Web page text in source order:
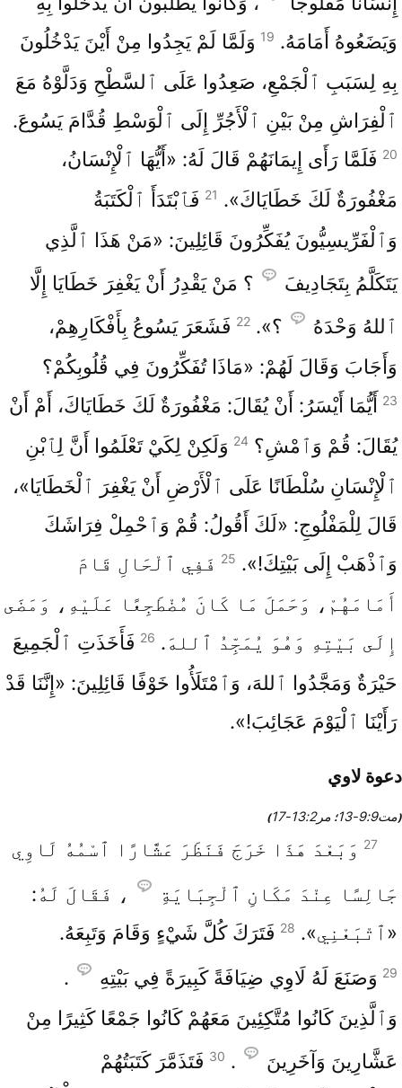
وَيَضَعُوهُ أَمَامَهُ. 19 وَلَمَّا لَمْ يَجِدُوا مِنْ أَيْنَ يَدْخُلُونَ
بِهِ لِسَبَبِ ٱلْجَمْعِ، صَعِدُوا عَلَى ٱلسَّطْحِ وَدَلَّوْهُ مَعَ
ٱلْفِرَاشِ مِنْ بَيْنِ ٱلْأَجُرِّ إِلَى ٱلْوَسْطِ قُدَّامَ يَسُوعَ.
20 فَلَمَّا رَأَى إِيمَانَهُمْ قَالَ لَهُ: «أَيُّهَا ٱلْإِنْسَانُ،
مَغْفُورَةٌ لَكَ خَطَايَاكَ». 21 فَٱبْتَدَأَ ٱلْكَتَبَةُ
وَٱلْفَرِّيسِيُّونَ يُفَكِّرُونَ قَائِلِينَ: «مَنْ هَذَا ٱلَّذِي
يَتَكَلَّمُ بِتَجَادِيفَ
؟ مَنْ يَقْدِرُ أَنْ يَغْفِرَ خَطَايَا إِلَّا
ٱللهُ وَحْدَهُ
؟». 22 فَشَعَرَ يَسُوعُ بِأَفْكَارِهِمْ،
وَأَجَابَ وَقَالَ لَهُمْ: «مَاذَا تُفَكِّرُونَ فِي قُلُوبِكُمْ؟
23 أَيُّمَا أَيْسَرُ: أَنْ يُقَالَ: مَغْفُورَةٌ لَكَ خَطَايَاكَ، أَمْ أَنْ
يُقَالَ: قُمْ وَٱمْشِ؟ 24 وَلَكِنْ لِكَيْ تَعْلَمُوا أَنَّ لِٱبْنِ
ٱلْإِنْسَانِ سُلْطَانًا عَلَى ٱلْأَرْضِ أَنْ يَغْفِرَ ٱلْخَطَايَا»،
قَالَ لِلْمَفْلُوجِ: «لَكَ أَقُولُ: قُمْ وَٱحْمِلْ فِرَاشَكَ
وَٱذْهَبْ إِلَى بَيْتِكَ!». 25 فَفِي ٱلْحَالِ قَامَ
أَمَامَهُمْ، وَحَمَلَ مَا كَانَ مُضْطَجِعًا عَلَيْهِ، وَمَضَى
إِلَى بَيْتِهِ وَهُوَ يُمَجِّدُ ٱللهَ. 26 فَأَخَذَتِ ٱلْجَمِيعَ
حَيْرَةٌ وَمَجَّدُوا ٱللهَ، وَٱمْتَلَأُوا خَوْفًا قَائِلِينَ: «إِنَّنَا قَدْ
رَأَيْنَا ٱلْيَوْمَ عَجَائِبَ!».
دعوة لاوي
(مت9‏:9‏-13 ؛ مر2‏:13‏-17 )
27 وَبَعْدَ هَذَا خَرَجَ فَنَظَرَ عَشَّارًا ٱسْمُهُ لَاوِي
جَالِسًا عِنْدَ مَكَانِ ٱلْجِبَايَةِ
، فَقَالَ لَهُ:
«ٱتْبَعْنِي». 28 فَتَرَكَ كُلَّ شَيْءٍ وَقَامَ وَتَبِعَهُ.
29 وَصَنَعَ لَهُ لَاوِي ضِيَافَةً كَبِيرَةً فِي بَيْتِهِ
.
وَٱلَّذِينَ كَانُوا مُتَّكِئِينَ مَعَهُمْ كَانُوا جَمْعًا كَثِيرًا مِنْ
عَشَّارِينَ وَآخَرِينَ
.
30 فَتَذَمَّرَ كَتَبَتُهُمْ